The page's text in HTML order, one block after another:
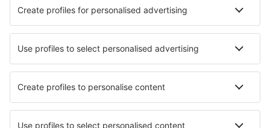
Cele mai bune locuri de cazare - orașe
Cazare în Alba Iulia Cazare în Brean
Cazare în Le Loroux Bottereau Cazare în Neerijse
Cazare în Črni Kal Cazare în Orca Cazare în Tuscola